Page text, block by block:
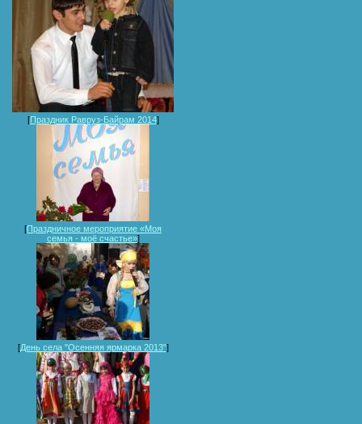
[Праздник Равруз-Байрам 2014]
[Праздничное мероприятие «Моя
семья - моё счастье»]
[День села "Осенняя ярмарка 2013"]